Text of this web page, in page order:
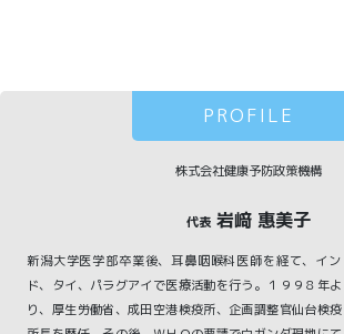
PROFILE
株式会社健康予防政策機構
代表 岩﨑 惠美子
新潟大学医学部卒業後、耳鼻咽喉科医師を経て、イン
ド、タイ、パラグアイで医療活動を行う。１９９８年よ
り、厚生労働省、成田空港検疫所、企画調整官仙台検疫